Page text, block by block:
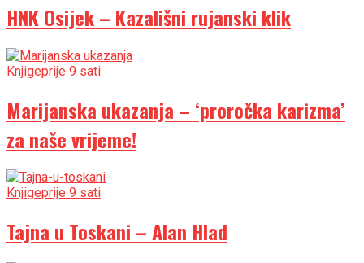
HNK Osijek – Kazališni rujanski klik
Knjigeprije 9 sati
Marijanska ukazanja – ‘proročka karizma’
za naše vrijeme!
Knjigeprije 9 sati
Tajna u Toskani – Alan Hlad